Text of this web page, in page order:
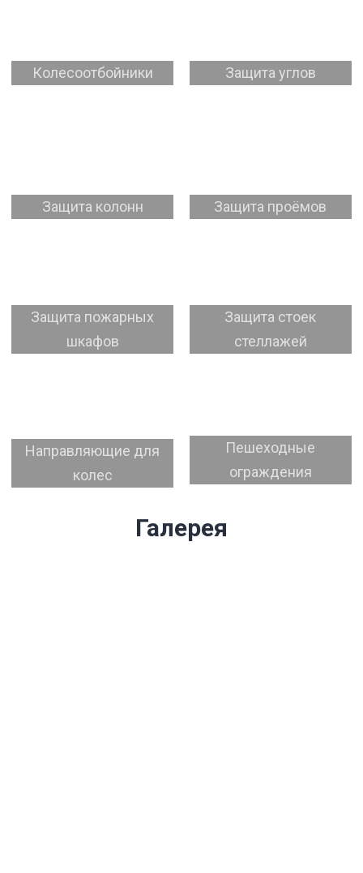
Колесоотбойники Защита углов
Защита колонн Защита проёмов
Защита пожарных
шкафов
Защита стоек
стеллажей
Направляющие для
колес
Пешеходные
ограждения
Галерея